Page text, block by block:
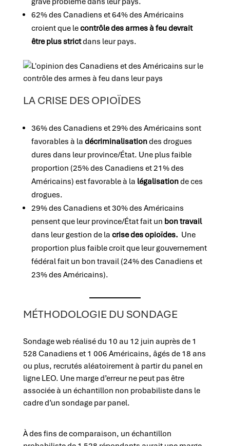
62% des Canadiens et 64% des Américains
croient que lecontrôle des armes à feu devrait
être plus strictdans leur pays.
LA CRISE DES OPIOÏDES
36% des Canadiens et 29% des Américains sont
favorables à la décriminalisationdes drogues
dures dans leur province/État. Une plus faible
proportion (25% des Canadiens et 21% des
Américains) est favorable à la légalisationde ces
drogues.
29% des Canadiens et 30% des Américains
pensent que leur province/État fait un bon travail
dans leur gestion de la crise des opioïdes. Une
proportion plus faible croit que leur gouvernement
fédéral fait un bon travail (24% des Canadiens et
23% des Américains).
MÉTHODOLOGIE DU SONDAGE
Sondage web réalisé du 10 au 12 juin auprès de 1
528 Canadiens et 1 006 Américains, âgés de 18 ans
ou plus, recrutés aléatoirement à partir du panel en
ligne LEO. Une marge d’erreur ne peut pas être
associée à un échantillon non probabiliste dans le
cadre d’un sondage par panel.
À des fins de comparaison, un échantillon